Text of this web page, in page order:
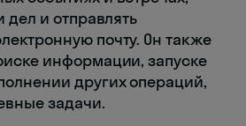
дел и отправлять
почту. Он также
информации, запуске
других операций,
задачи.